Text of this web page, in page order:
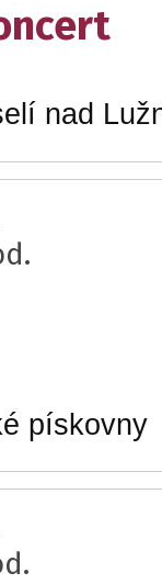
nad
pískovny